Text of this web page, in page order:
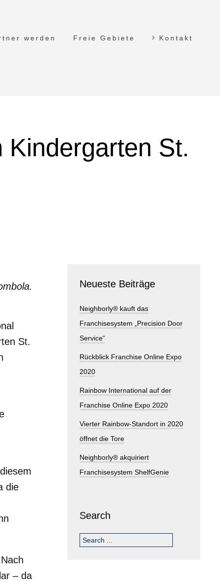
werden Freie Gebiete Kontakt
St.
St.
die
– da
Neueste Beiträge
Neighborly® kauft das
Franchisesystem „Precision Door
Service“
Rückblick Franchise Online Expo
2020
Rainbow International auf der
Franchise Online Expo 2020
Vierter Rainbow-Standort in 2020
öffnet die Tore
Neighborly® akquiriert
Franchisesystem ShelfGenie
Search